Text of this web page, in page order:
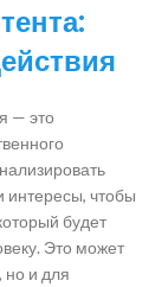
— это
интересы, чтобы
будет
Это может
но и для